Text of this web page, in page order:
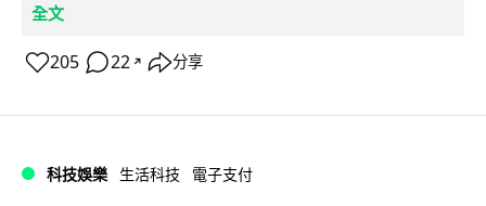
全文
205 22 ↗ 分享
科技娛樂 生活科技 電子支付